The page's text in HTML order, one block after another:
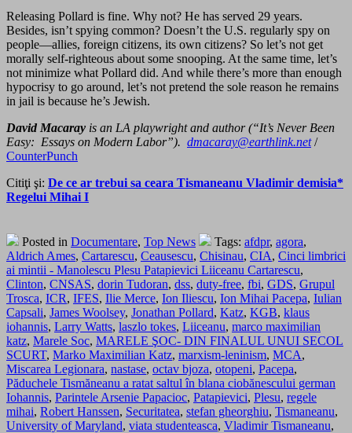
Releasing Pollard is fine. Why not? He has served 29 years.
Besides, isn’t spying common? Doesn’t the U.S. regularly spy on
people—allies, foreign citizens, its own citizens? So let’s not get
morally self-righteous about some snooping. At the same time, let’s
not minimize what Pollard did. And while there’s more than enough
hypocrisy to go around, let’s not pretend the sole reason he remains
in jail is because he’s Jewish.
David Macaray is an LA playwright and author (“It’s Never Been
Easy: Essays on Modern Labor”). dmacaray@earthlink.net/
CounterPunch
Citiţi şi: De ce ar trebui sa ceara Tismaneanu Vladimir demisia*
Regelui Mihai I
Posted in Documentare, Top News Tags: afdpr, agora,
Aldrich Ames, Cartarescu, Ceausescu, Chisinau, CIA, Cinci limbrici
ai mintii - Manolescu Plesu Patapievici Liiceanu Cartarescu,
Clinton, CNSAS, dorin Tudoran, dss, duty-free, fbi, GDS, Grupul
Trosca, ICR, IFES, Ilie Merce, Ion Iliescu, Ion Mihai Pacepa, Iulian
Capsali, James Woolsey, Jonathan Pollard, Katz, KGB, klaus
iohannis, Larry Watts, laszlo tokes, Liiceanu, marco maximilian
katz, Marele Soc, MARELE ŞOC- DIN FINALUL UNUI SECOL
SCURT, Marko Maximilian Katz, marxism-leninism, MCA,
Miscarea Legionara, nastase, octav bjoza, otopeni, Pacepa,
Păduchele Tismăneanu a ratat saltul în blana ciobănescului german
Iohannis, Parintele Arsenie Papacioc, Patapievici, Plesu, regele
mihai, Robert Hanssen, Securitatea, stefan gheorghiu, Tismaneanu,
University of Maryland, viata studenteasca, Vladimir Tismaneanu,